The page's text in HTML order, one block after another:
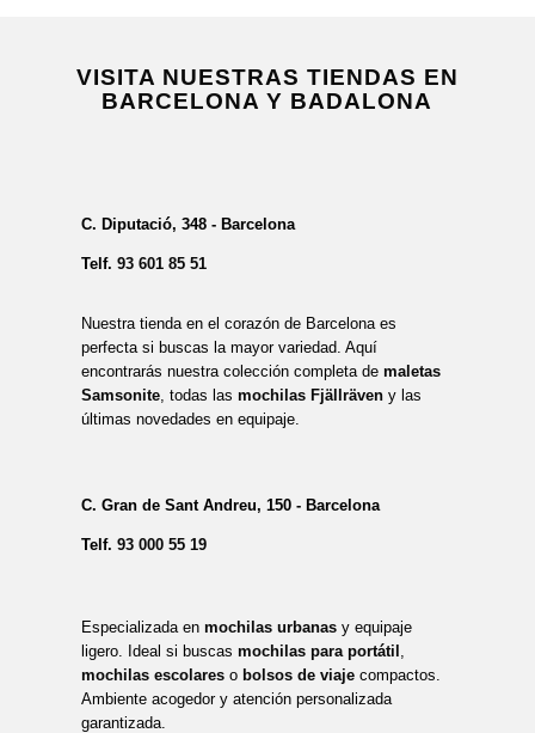
VISITA NUESTRAS TIENDAS EN
BARCELONA Y BADALONA
C. Diputació, 348 - Barcelona
Telf. 93 601 85 51
Nuestra tienda en el corazón de Barcelona es
perfecta si buscas la mayor variedad. Aquí
encontrarás nuestra colección completa de maletas
Samsonite, todas las mochilas Fjällräveny las
últimas novedades en equipaje.
C. Gran de Sant Andreu, 150 - Barcelona
Telf. 93 000 55 19
Especializada en mochilas urbanasy equipaje
ligero. Ideal si buscas mochilas para portátil
mochilas escolareso bolsos de viajecompactos.
Ambiente acogedor y atención personalizada
garantizada.